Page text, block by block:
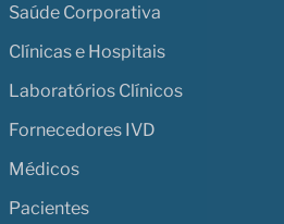
Saúde Corporativa
Clínicas e Hospitais
Laboratórios Clínicos
Fornecedores IVD
Médicos
Pacientes